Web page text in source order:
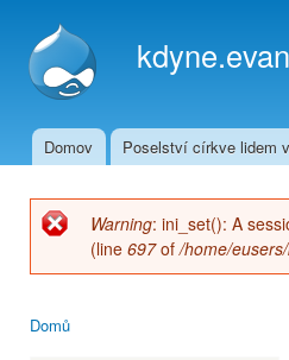
Hlavní menu
Domov Poselství církve lidem
Chybová zpráva
Warning: ini_set(): A
(line 697of/home/
Domů